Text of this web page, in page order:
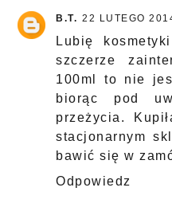
B.T. 22 LUTEGO
Lubię
szczerze
100ml to nie
biorąc pod
przeżycia.
stacjonarnym
bawić się w
Odpowiedz